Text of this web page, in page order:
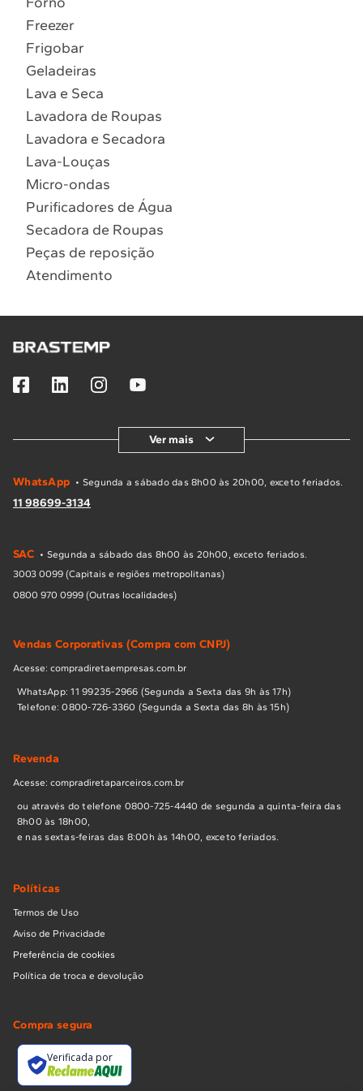
Localizar assistência técnica
Freezer
Frigobar
Geladeiras
Lava e Seca
Lavadora de Roupas
Lavadora e Secadora
Lava-Louças
Micro-ondas
Purificadores de Água
Secadora de Roupas
Peças de reposição
Atendimento
Ver mais
WhatsApp • Segunda a sábado das 8h00 às 20h00, exceto feriados.
11 98699-3134
SAC • Segunda a sábado das 8h00 às 20h00, exceto feriados.
3003 0099 (Capitais e regiões metropolitanas)
0800 970 0999 (Outras localidades)
Vendas Corporativas (Compra com CNPJ)
Acesse: compradiretaempresas.com.br
WhatsApp: 11 99235-2966 (Segunda a Sexta das 9h às 17h)
Telefone: 0800-726-3360 (Segunda a Sexta das 8h às 15h)
Revenda
Acesse: compradiretaparceiros.com.br
ou através do telefone 0800-725-4440 de segunda a quinta-feira das
8h00 às 18h00,
e nas sextas-feiras das 8:00h às 14h00, exceto feriados.
Políticas
Termos de Uso
Aviso de Privacidade
Preferência de cookies
Política de troca e devolução
Compra segura
Verificada por